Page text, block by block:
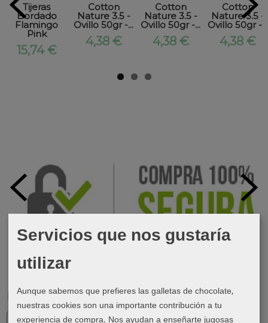
Marcas
Tijeras
Bordado
Flamingo
Pink
15,74 €
Cotton
Nature 3.5 -
Ovillo 50gr -...
4,38 €
Cotton
Nature 3.5 -
Ovillo 50gr -...
4,38 €
Cotton
Nature 3.5 -
Ovillo 50gr -...
4,38 €
Servicios que nos gustaría
utilizar
Aunque sabemos que prefieres las galletas de chocolate,
nuestras cookies son una importante contribución a tu
experiencia de compra. Nos ayudan a enseñarte jugosas